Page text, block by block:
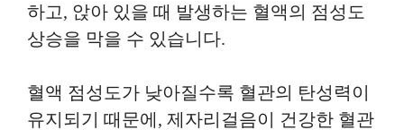
하고, 앉아 있을 때 발생하는 혈액의 점성도
상승을 막을 수 있습니다.
혈액 점성도가 낮아질수록 혈관의 탄성력이
유지되기 때문에, 제자리걸음이 건강한 혈관